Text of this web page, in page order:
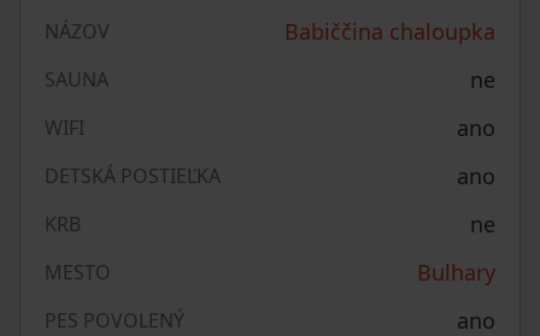
NÁZOV Babiččina chaloupka
SAUNA ne
WIFI ano
DETSKÁ POSTIEĽKA ano
KRB ne
MESTO Bulhary
PES POVOLENÝ ano